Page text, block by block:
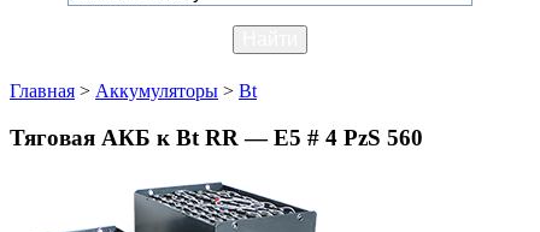
Главная > Аккумуляторы > Bt
Тяговая АКБ к Bt RR — E5 # 4 PzS 560